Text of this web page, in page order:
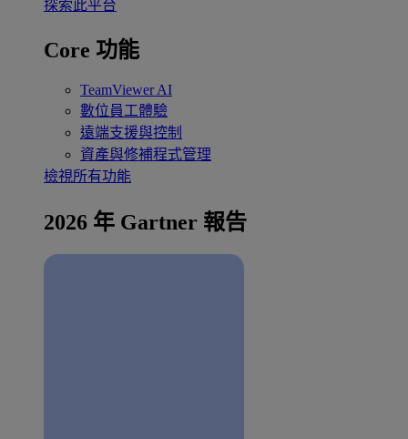
探索此平台
Core 功能
TeamViewer AI
數位員工體驗
遠端支援與控制
資產與修補程式管理
檢視所有功能
2026 年 Gartner 報告